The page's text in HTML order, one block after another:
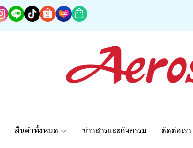
สินค้าทั้งหมด ข่าวสารและกิจกรรม ติดต่อเรา